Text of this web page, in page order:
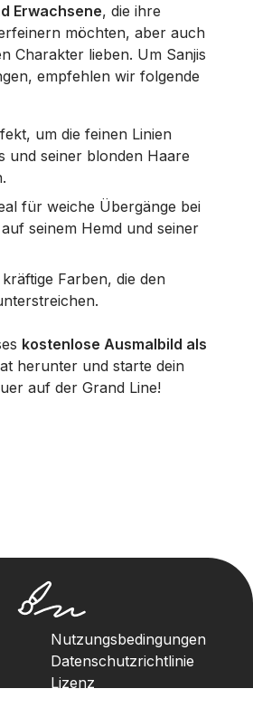
Erwachsene, die ihre
möchten, aber auch
Charakter lieben. Um Sanjis
empfehlen wir folgende
um die feinen Linien
und seiner blonden Haare
für weiche Übergänge bei
seinem Hemd und seiner
Farben, die den
kostenlose Ausmalbild als
herunter und starte dein
auf der Grand Line!
Nutzungsbedingungen
Datenschutzrichtlinie
Lizenz